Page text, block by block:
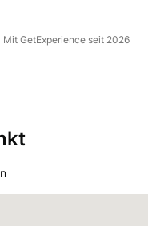
Mit GetExperience seit 2026